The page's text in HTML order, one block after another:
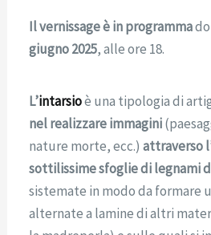
Il vernissage è in programma
giugno 2025, alle ore 18.
L’intarsioè una tipologia di
nel realizzare immagini
nature morte, ecc.)attraverso
sottilissime sfoglie di legnami
sistemate in modo da formare
alternate a lamine di altri